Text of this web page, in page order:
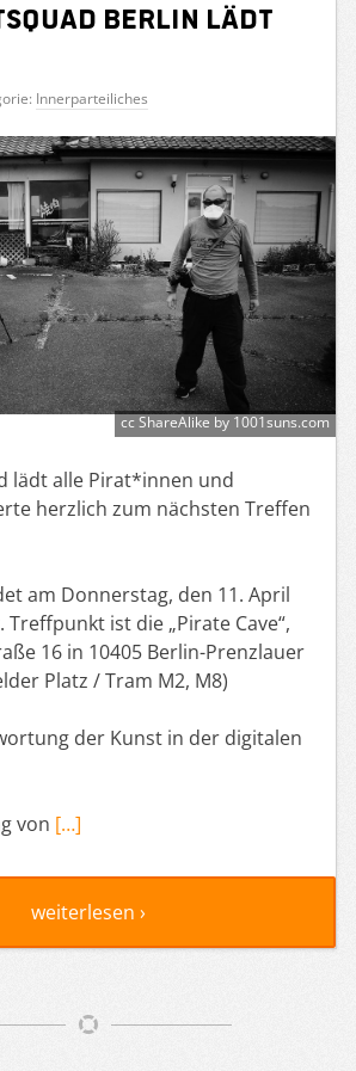
Berlin lädt
Innerparteiliches
cc ShareAlike by 1001suns.com
lädt alle Pirat*innen und
herzlich zum nächsten Treffen
am Donnerstag, den 11. April
ist die „Pirate Cave“,
16 in 10405 Berlin-Prenzlauer
Platz / Tram M2, M8)
der Kunst in der digitalen
von […]
weiterlesen ›